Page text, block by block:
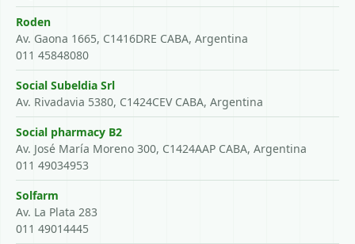
Roden
Av. Gaona 1665, C1416DRE CABA, Argentina
011 45848080
Social Subeldia Srl
Av. Rivadavia 5380, C1424CEV CABA, Argentina
Social pharmacy B2
Av. José María Moreno 300, C1424AAP CABA, Argentina
011 49034953
Solfarm
Av. La Plata 283
011 49014445